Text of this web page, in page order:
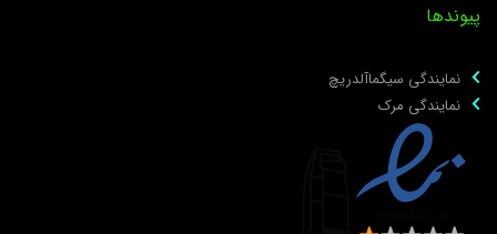
نمایندگی سیگماآلدریچ
نمایندگی مرک